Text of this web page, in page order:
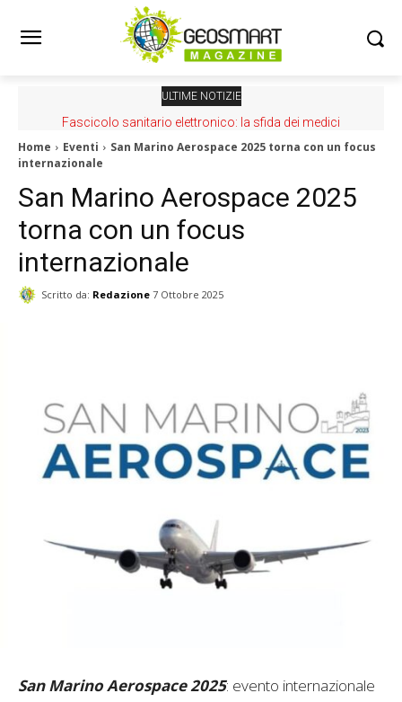
ULTIME NOTIZIE
Fascicolo sanitario elettronico: la sfida dei medici
Home Eventi
San Marino Aerospace 2025 torna con un focus
internazionale
San Marino Aerospace 2025
torna con un focus
internazionale
Scritto da: Redazione 7 Ottobre 2025
San Marino Aerospace 2025: evento internazionale